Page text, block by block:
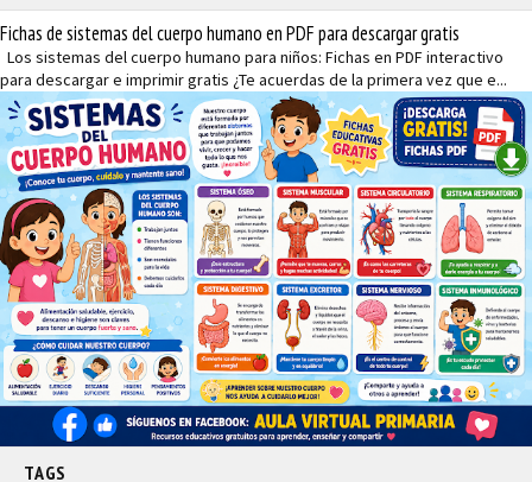
Fichas de sistemas del cuerpo humano en PDF para descargar gratis
Los sistemas del cuerpo humano para niños: Fichas en PDF interactivo
para descargar e imprimir gratis ¿Te acuerdas de la primera vez que e...
TAGS